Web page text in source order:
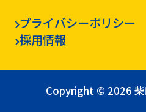
プライバシーポリシー
採用情報
Copyright © 2026